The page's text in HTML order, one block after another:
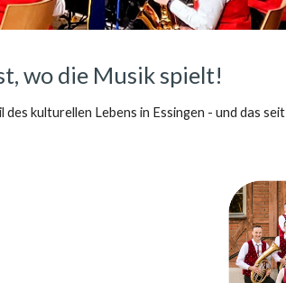
wo die Musik spielt!
kulturellen Lebens in Essingen - und das seit